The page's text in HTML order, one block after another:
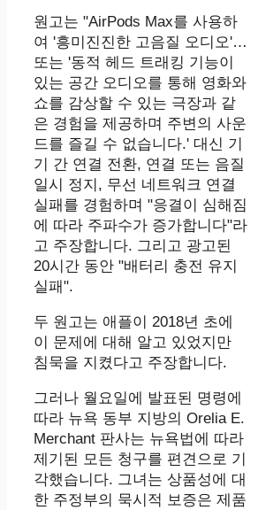
원고는 "AirPods Max를 사용하
여 '흥미진진한 고음질 오디오'…
또는 '동적 헤드 트래킹 기능이
있는 공간 오디오를 통해 영화와
쇼를 감상할 수 있는 극장과 같
은 경험을 제공하며 주변의 사운
드를 즐길 수 없습니다.' 대신 기
기 간 연결 전환, 연결 또는 음질
일시 정지, 무선 네트워크 연결
실패를 경험하며 "응결이 심해짐
에 따라 주파수가 증가합니다"라
고 주장합니다. 그리고 광고된
20시간 동안 "배터리 충전 유지
실패".
두 원고는 애플이 2018년 초에
이 문제에 대해 알고 있었지만
침묵을 지켰다고 주장합니다.
그러나 월요일에 발표된 명령에
따라 뉴욕 동부 지방의 Orelia E.
Merchant 판사는 뉴욕법에 따라
제기된 모든 청구를 편견으로 기
각했습니다. 그녀는 상품성에 대
한 주정부의 묵시적 보증은 제품